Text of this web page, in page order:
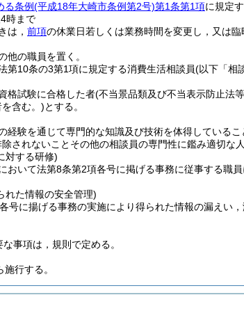
る条例(平成18年大崎市条例第2号)第1条第1項に規定
時まで
は， 前項の休業日若しくは業務時間を変更し，又は臨
他の職員を置く。
第10条の3第1項に規定する消費生活相談員(以下「相
格試験に合格した者(不当景品類及び不当表示防止法
含む。)とする。
経験を通じて専門的な知識及び技術を体得している
されないことその他の相談員の専門性に鑑み適切な
対する研修)
おいて法第8条第2項各号に掲げる事務に従事する職
れた情報の安全管理)
号に揚げる事務の実施により得られた情報の漏えい
事項は，規則で定める。
行する。